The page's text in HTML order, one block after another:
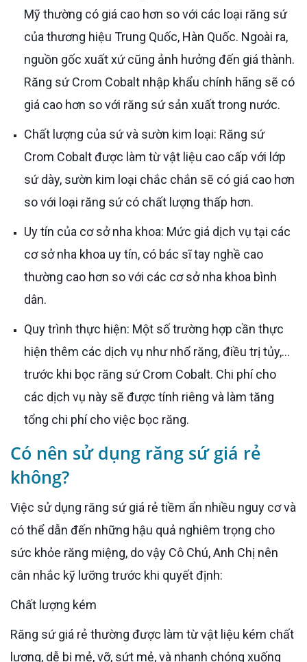
Mỹ thường có giá cao hơn so với các loại răng sứ
của thương hiệu Trung Quốc, Hàn Quốc. Ngoài ra,
nguồn gốc xuất xứ cũng ảnh hưởng đến giá thành.
Răng sứ Crom Cobalt nhập khẩu chính hãng sẽ có
giá cao hơn so với răng sứ sản xuất trong nước.
Chất lượng của sứ và sườn kim loại: Răng sứ
Crom Cobalt được làm từ vật liệu cao cấp với lớp
sứ dày, sườn kim loại chắc chắn sẽ có giá cao hơn
so với loại răng sứ có chất lượng thấp hơn.
Uy tín của cơ sở nha khoa: Mức giá dịch vụ tại các
cơ sở nha khoa uy tín, có bác sĩ tay nghề cao
thường cao hơn so với các cơ sở nha khoa bình
dân.
Quy trình thực hiện: Một số trường hợp cần thực
hiện thêm các dịch vụ như nhổ răng, điều trị tủy,...
trước khi bọc răng sứ Crom Cobalt. Chi phí cho
các dịch vụ này sẽ được tính riêng và làm tăng
tổng chi phí cho việc bọc răng.
Có nên sử dụng răng sứ giá rẻ
không?
Việc sử dụng răng sứ giá rẻ tiềm ẩn nhiều nguy cơ và
có thể dẫn đến những hậu quả nghiêm trọng cho
sức khỏe răng miệng, do vậy Cô Chú, Anh Chị nên
cân nhắc kỹ lưỡng trước khi quyết định:
Chất lượng kém
Răng sứ giá rẻ thường được làm từ vật liệu kém chất
lượng, dễ bị mẻ, vỡ, sứt mẻ, và nhanh chóng xuống